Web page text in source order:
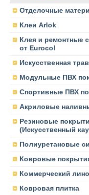
Отделочные
Клеи Arlok
Клея и ремонтные
от Eurocol
Искусственная
Модульные ПВХ
Спортивные ПВХ
Акриловые
Резиновые
(Искусственный
Полиуретановые
Ковровые
Коммерческий
Ковровая плитка